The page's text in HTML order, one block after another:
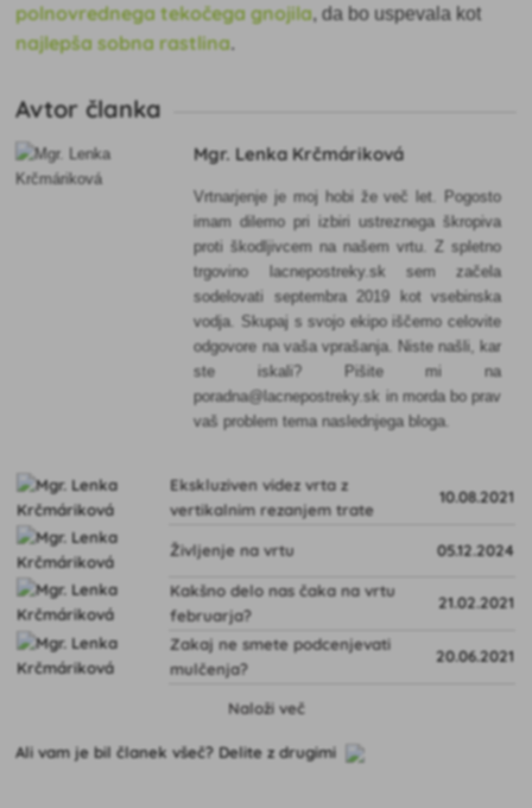
polnovrednega tekočega gnojila, da bo uspevala kot
najlepša sobna rastlina.
Avtor članka
Mgr. Lenka Krčmáriková
Vrtnarjenje je moj hobi že več let. Pogosto
imam dilemo pri izbiri ustreznega škropiva
proti škodljivcem na našem vrtu. Z spletno
trgovino lacnepostreky.sk sem začela
sodelovati septembra 2019 kot vsebinska
vodja. Skupaj s svojo ekipo iščemo celovite
odgovore na vaša vprašanja. Niste našli, kar
ste iskali? Pišite mi na
poradna@lacnepostreky.sk in morda bo prav
vaš problem tema naslednjega bloga.
Ekskluziven videz vrta z
vertikalnim rezanjem trate
10.08.2021
Življenje na vrtu 05.12.2024
Kakšno delo nas čaka na vrtu
februarja?
21.02.2021
Zakaj ne smete podcenjevati
mulčenja?
20.06.2021
Naloži več
Ali vam je bil članek všeč? Delite z drugimi